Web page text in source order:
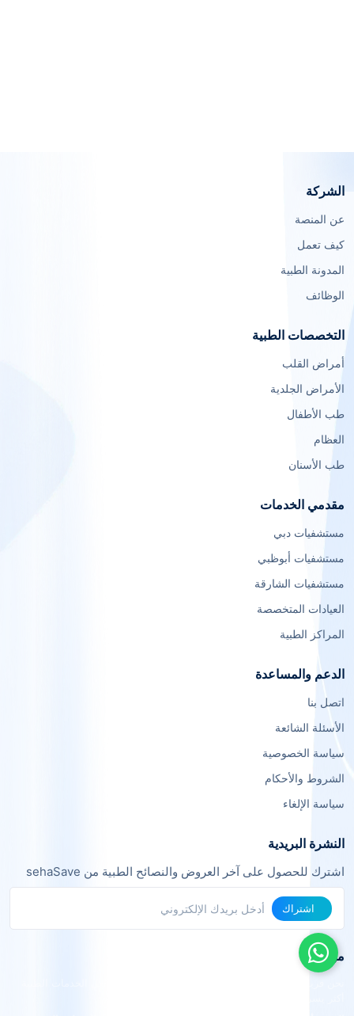
الشركة
عن المنصة
كيف تعمل
المدونة الطبية
الوظائف
التخصصات الطبية
أمراض القلب
الأمراض الجلدية
طب الأطفال
العظام
طب الأسنان
مقدمي الخدمات
مستشفيات دبي
مستشفيات أبوظبي
مستشفيات الشارقة
العيادات المتخصصة
المراكز الطبية
الدعم والمساعدة
اتصل بنا
الأسئلة الشائعة
سياسة الخصوصية
الشروط والأحكام
سياسة الإلغاء
النشرة البريدية
اشترك للحصول على آخر العروض والنصائح الطبية من sehaSave
اشتراك
من نحن